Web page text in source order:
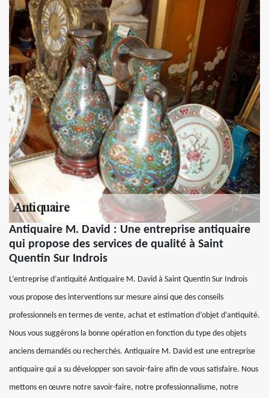
Antiquaire M. David : Une entreprise antiquaire
qui propose des services de qualité à Saint
Quentin Sur Indrois
L’entreprise d’antiquité Antiquaire M. David à Saint Quentin Sur Indrois
vous propose des interventions sur mesure ainsi que des conseils
professionnels en termes de vente, achat et estimation d’objet d’antiquité.
Nous vous suggérons la bonne opération en fonction du type des objets
anciens demandés ou recherchés. Antiquaire M. David est une entreprise
antiquaire qui a su développer son savoir-faire afin de vous satisfaire. Nous
mettons en œuvre notre savoir-faire, notre professionnalisme, notre